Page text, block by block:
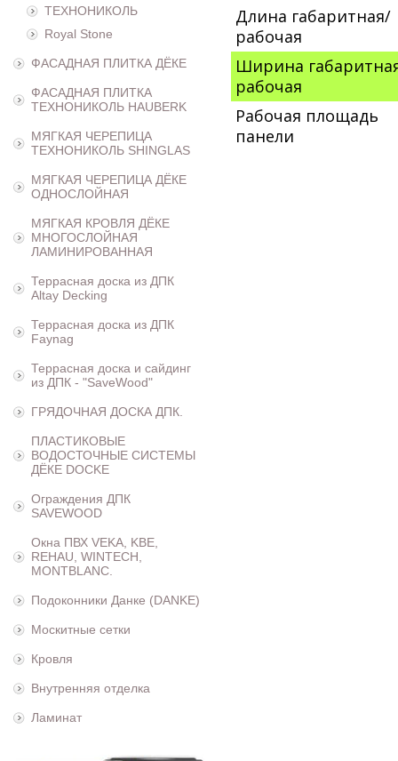
ТЕХНОНИКОЛЬ
Royal Stone
ФАСАДНАЯ ПЛИТКА ДЁКЕ
ФАСАДНАЯ ПЛИТКА
ТЕХНОНИКОЛЬ HAUBERK
МЯГКАЯ ЧЕРЕПИЦА
ТЕХНОНИКОЛЬ SHINGLAS
МЯГКАЯ ЧЕРЕПИЦА ДЁКЕ
ОДНОСЛОЙНАЯ
МЯГКАЯ КРОВЛЯ ДЁКЕ
МНОГОСЛОЙНАЯ
ЛАМИНИРОВАННАЯ
Террасная доска из ДПК
Altay Decking
Террасная доска из ДПК
Faynag
Террасная доска и сайдинг
из ДПК - "SaveWood"
ГРЯДОЧНАЯ ДОСКА ДПК.
ПЛАСТИКОВЫЕ
ВОДОСТОЧНЫЕ СИСТЕМЫ
ДЁКЕ DOCKE
Ограждения ДПК
SAVEWOOD
Окна ПВХ VEKA, KBE,
REHAU, WINTECH,
MONTBLANC.
Подоконники Данке (DANKE)
Москитные сетки
Кровля
Внутренняя отделка
Ламинат
Длина габаритная/
рабочая
Ширина
рабочая
Рабочая площадь
панели